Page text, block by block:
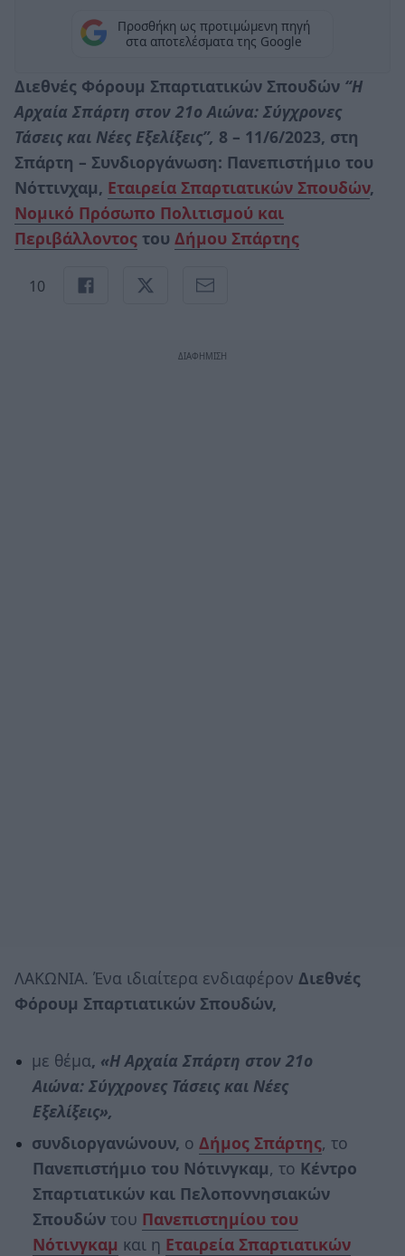
Προσθήκη ως προτιμώμενη πηγή
στα αποτελέσματα της Google
Διεθνές Φόρουμ Σπαρτιατικών Σπουδών “Η
Αρχαία Σπάρτη στον 21ο Αιώνα: Σύγχρονες
Τάσεις και Νέες Εξελίξεις”, 8 – 11/6/2023, στη
Σπάρτη – Συνδιοργάνωση: Πανεπιστήμιο του
Νόττινχαμ, Εταιρεία Σπαρτιατικών Σπουδών,
Νομικό Πρόσωπο Πολιτισμού και
Περιβάλλοντος του Δήμου Σπάρτης
10
ΛΑΚΩΝΙΑ. Ένα ιδιαίτερα ενδιαφέρον Διεθνές
Φόρουμ Σπαρτιατικών Σπουδών,
με θέμα, «Η Αρχαία Σπάρτη στον 21ο
Αιώνα: Σύγχρονες Τάσεις και Νέες
Εξελίξεις»,
συνδιοργανώνουν, ο Δήμος Σπάρτης, το
Πανεπιστήμιο του Νότινγκαμ, το Κέντρο
Σπαρτιατικών και Πελοποννησιακών
Σπουδώντου Πανεπιστημίου του
Νότινγκαμ και η Εταιρεία Σπαρτιατικών